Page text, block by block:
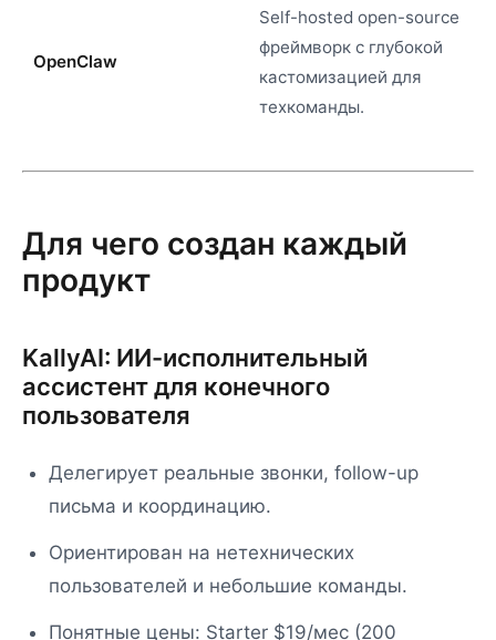
OpenClaw
Self-hosted open-source
фреймворк с глубокой
кастомизацией для
техкоманды.
Для чего создан каждый
продукт
KallyAI: ИИ-исполнительный
ассистент для конечного
пользователя
Делегирует реальные звонки, follow-up
письма и координацию.
Ориентирован на нетехнических
пользователей и небольшие команды.
Понятные цены: Starter $19/мес (200